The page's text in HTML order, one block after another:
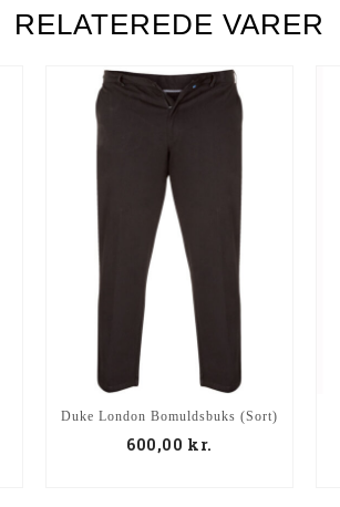
RELATEREDE VARER
Duke London Bomuldsbuks (Sort)
600,00kr.